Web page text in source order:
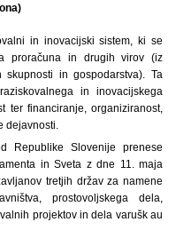
in inovacijski sistem, ki se
proračuna in drugih virov (iz
in gospodarstva). Ta
in inovacijskega
ter financiranje, organiziranost,
dejavnosti.
Slovenije prenese
in Sveta z dne 11. maja
tretjih držav za namene
prostovoljskega dela,
projektov in dela varušk au